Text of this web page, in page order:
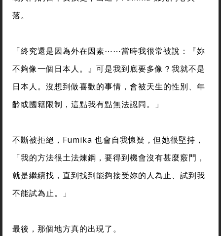
落。
「終究還是因為外在因素⋯⋯當時我很常被說：『妳
不夠像一個日本人。』可是我到底要多像？我就不是
日本人。沒想到做喜歡的事情，會被天生的性別、年
齡或國籍限制，這點我有點無法認同。」
不斷被拒絕，Fumika 也會自我懷疑，但她很堅持，
「我的方法很土法煉鋼，要得到機會沒有甚麼竅門，
就是繼續找，直到找到能夠接受妳的人為止、試到我
不能試為止。」
最後，那個地方真的出現了。